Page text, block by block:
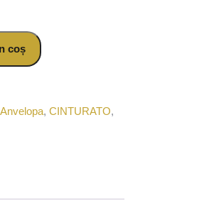
P7 CINTURATO 245/45R17 99Y
coș
Anvelopa,CINTURATO,